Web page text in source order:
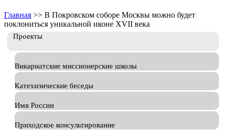
Главная >> В Покровском соборе Москвы можно будет
поклониться уникальной иконе XVII века
Проекты
Викариатские миссионерские школы
Катехизические беседы
Имя России
Приходское консультирование